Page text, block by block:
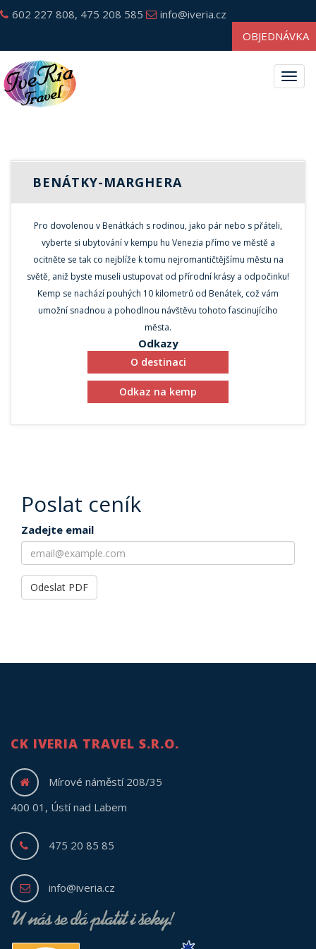
602 227 808, 475 208 585
info@iveria.cz
OBJEDNÁVKA
BENÁTKY-MARGHERA
Pro dovolenou v Benátkách s rodinou, jako pár nebo s přáteli,
vyberte si ubytování v kempu hu Venezia přímo ve městě a
ocitněte se tak co nejblíže k tomu nejromantičtějšímu městu na
světě, aniž byste museli ustupovat od přírodní krásy a odpočinku!
Kemp se nachází pouhých 10 kilometrů od Benátek, což vám
umožní snadnou a pohodlnou návštěvu tohoto fascinujícího
města.
Odkazy
O destinaci
Odkaz na kemp
Poslat ceník
Zadejte email
Odeslat PDF
CK IVERIA TRAVEL S.R.O.
Mírové náměstí 208/35
400 01, Ústí nad Labem
475 20 85 85
info@iveria.cz